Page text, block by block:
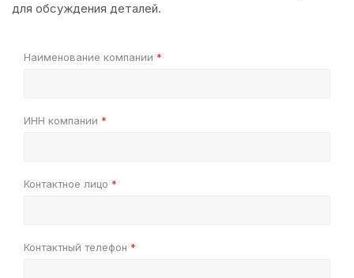
для обсуждения деталей.
Наименование компании *
ИНН компании *
Контактное лицо *
Контактный телефон *